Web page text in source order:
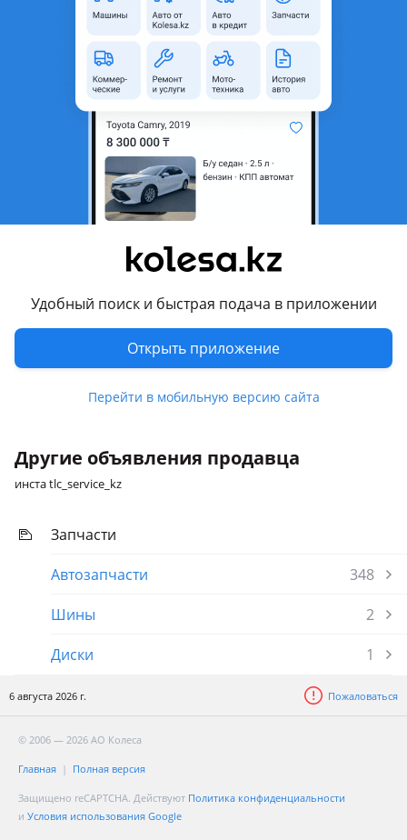
Удобный поиск и быстрая подача в приложении
Открыть приложение
Перейти в мобильную версию сайта
Алматы, Алматинская
область
Б/y
Оригинальность
Подходит на авто
Toyota Land Cruiser
2015 - 2021 J200 [2-й рестайлинг], 2012 - 2015 J200
рестайлинг, 2007 - 2012 J200
Комментарий продавца
Раздатка раздаточная коробка 1vd 1vd-ftv 3ur в отличном
состоянии 3ur-fe
Другие объявления продавца
инста tlc_service_kz
Запчасти
Автозапчасти
348
Шины
2
Диски
1
6 августа 2026 г. Пожаловаться
© 2006 — 2026 АО Колеса
Главная Полная версия
Защищено reCAPTCHA. Действуют Политика конфиденциальности
и Условия использования Google